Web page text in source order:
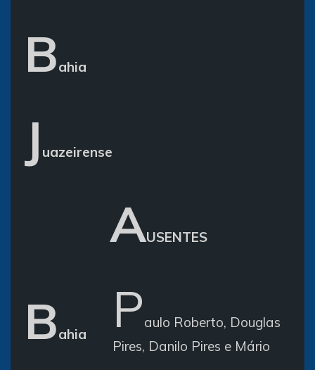
Bahia
J uazeirense
AUSENTES
Bahia Paulo Roberto, Douglas
Pires, Danilo Pires e Mário